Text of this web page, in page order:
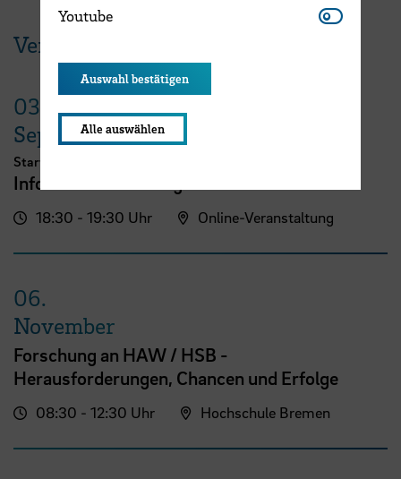
Veranstaltungen der HSB
03.
September
Start zum Sommersemester 2027
Info-Event berufsbegleitender MBA
18:30 - 19:30 Uhr Online-Veranstaltung
06.
November
Forschung an HAW / HSB -
Herausforderungen, Chancen und Erfolge
08:30 - 12:30 Uhr Hochschule Bremen
Youtube Youtube
Auswahl bestätigen
Alle auswählen